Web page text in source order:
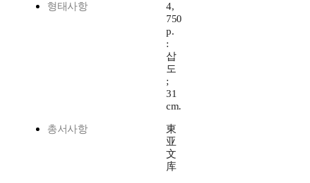
형태사항
4,
750
p.
:
삽
도
;
31
cm.
총서사항
東
亚
文
库